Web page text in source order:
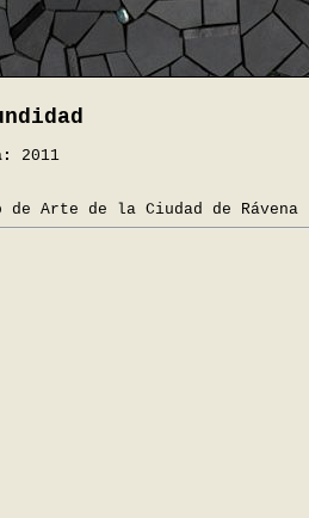
2011
de Arte de la Ciudad de Rávena